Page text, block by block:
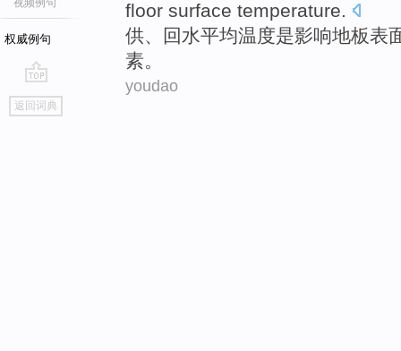
视频例句
权威例句
go
top
返回词典
floor surface temperature.
供、 回水平均温度是影响地板表
素。
youdao